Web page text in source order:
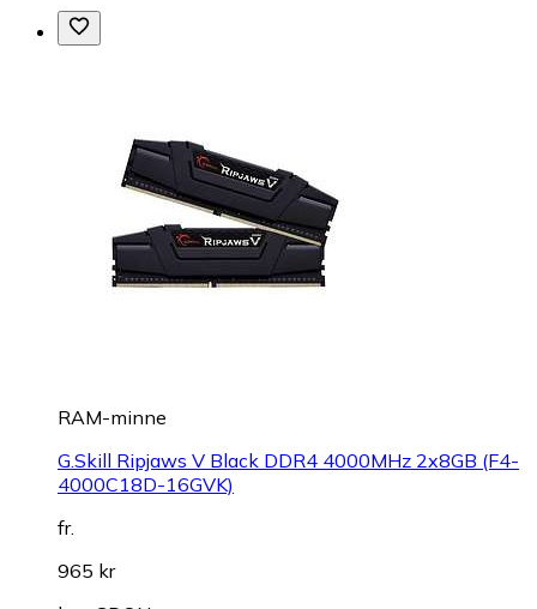
RAM-minne
G.Skill Ripjaws V Black DDR4 4000MHz 2x8GB (F4-
4000C18D-16GVK)
fr.
965 kr